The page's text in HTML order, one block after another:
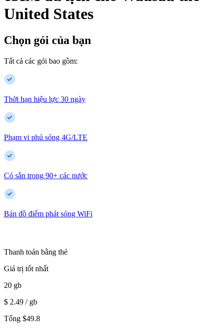
United States
Chọn gói của bạn
Tất cả các gói bao gồm:
Thời hạn hiệu lực 30 ngày
Phạm vi phủ sóng 4G/LTE
Có sẵn trong 90+ các nước
Bản đồ điểm phát sóng WiFi
Thanh toán bằng thẻ
Giá trị tốt nhất
20 gb
$ 2.49 / gb
Tổng $49.8